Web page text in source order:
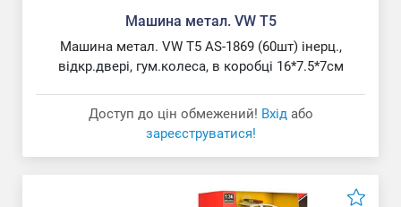
Машина метал. VW T5
Машина метал. VW T5 AS-1869 (60шт) інерц.,
відкр.двері, гум.колеса, в коробці 16*7.5*7см
Доступ до цін обмежений! Вхід або
зареєструватися!